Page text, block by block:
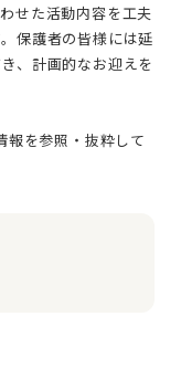
せた活動内容を工夫
保護者の皆様には延
、計画的なお迎えを
を参照・抜粋して